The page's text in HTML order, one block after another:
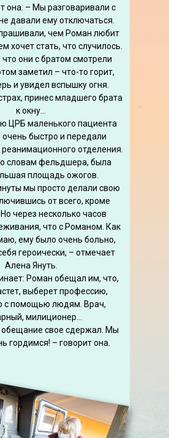
она. – Мы разговаривали с
давали ему отключаться.
чем Роман любит
хочет стать, что случилось.
они с братом смотрели
заметил – что-то горит,
и увидел вспышку огня.
принес младшего брата
к окну...
ЦРБ маленького пациента
очень быстро и передали
отделения.
словам фельдшера, была
площадь ожогов.
мы просто делали свою
от всего, кроме
через несколько часов
что с Романом. Как
ему было очень больно,
героически, – отмечает
Алена Януть.
Роман обещал им, что,
выберет профессию,
с помощью людям. Врач,
милиционер…
обещание свое сдержал. Мы
гордимся! – говорит она.